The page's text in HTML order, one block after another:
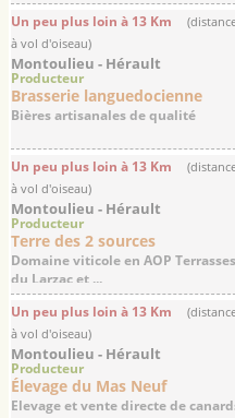
Un peu plus loin à 13 Km
à vol d'oiseau)
Montoulieu - Hérault
Producteur
Brasserie languedocienne
Bières artisanales de qualité
Un peu plus loin à 13 Km
à vol d'oiseau)
Montoulieu - Hérault
Producteur
Terre des 2 sources
Domaine viticole en AOP Terrasses
du Larzac et ...
Un peu plus loin à 13 Km
à vol d'oiseau)
Montoulieu - Hérault
Producteur
Élevage du Mas Neuf
Elevage et vente directe de